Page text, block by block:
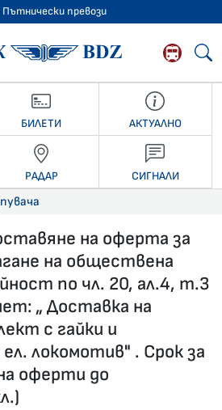
превози
БДЖ -
БИЛЕТИ АКТУАЛНО
РАДАР СИГНАЛИ
на оферта за
на обществена
по чл. 20, ал.4, т.3
„ Доставка на
с гайки и
локомотив" . Срок за
оферти до